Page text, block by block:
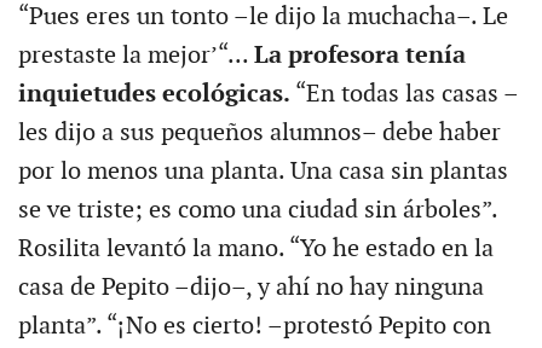
“Pues eres un tonto –le dijo la muchacha–. Le
prestaste la mejor’“... La profesora tenía
inquietudes ecológicas. “En todas las casas –
les dijo a sus pequeños alumnos– debe haber
por lo menos una planta. Una casa sin plantas
se ve triste; es como una ciudad sin árboles”.
Rosilita levantó la mano. “Yo he estado en la
casa de Pepito –dijo–, y ahí no hay ninguna
planta”. “¡No es cierto! –protestó Pepito con